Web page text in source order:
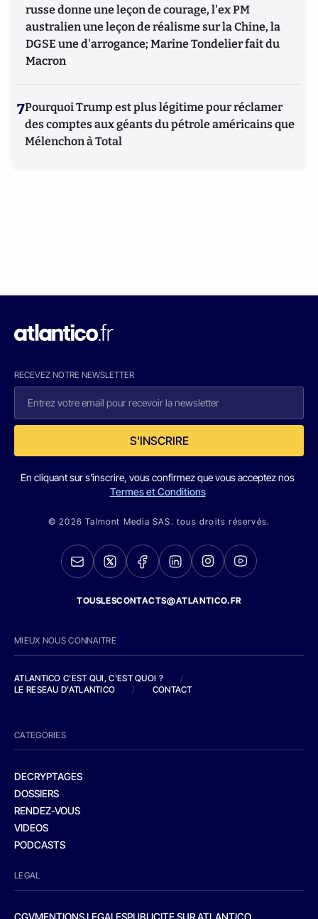
russe donne une leçon de courage, l'ex PM
australien une leçon de réalisme sur la Chine, la
DGSE une d'arrogance; Marine Tondelier fait du
Macron
7Pourquoi Trump est plus légitime pour réclamer
des comptes aux géants du pétrole américains que
Mélenchon à Total
RECEVEZ NOTRE NEWSLETTER
S'INSCRIRE
En cliquant sur s'inscrire, vous confirmez que vous acceptez nos
Termes et Conditions
© 2026 Talmont Media SAS. tous droits réservés.
TOUSLESCONTACTS@ATLANTICO.FR
MIEUX NOUS CONNAITRE
ATLANTICO C'EST QUI, C'EST QUOI ?
/
LE RESEAU D'ATLANTICO
/ CONTACT
CATEGORIES
DECRYPTAGES
DOSSIERS
RENDEZ-VOUS
VIDEOS
PODCASTS
LEGAL
CGVMENTIONS LEGALESPUBLICITE SUR ATLANTICO